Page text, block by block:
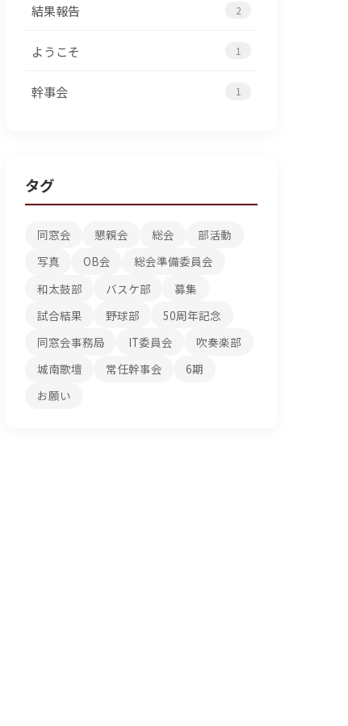
結果報告 2
ようこそ 1
幹事会 1
タグ
同窓会 懇親会 総会
部活動
写真
OB会
総会準備委員会
和太鼓部
バスケ部
募集
試合結果
野球部
50周年記念
同窓会事務局
IT委員会
吹奏楽部
城南歌壇
常任幹事会
6期
お願い